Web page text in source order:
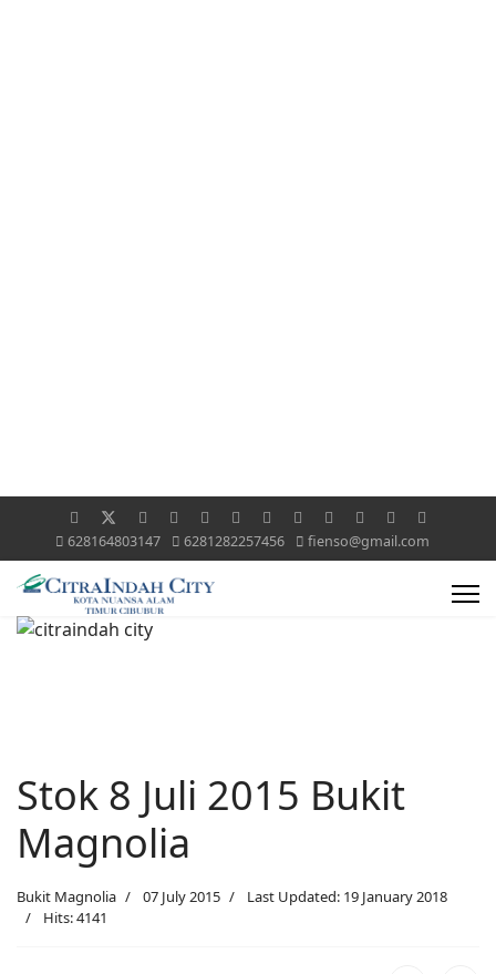
628164803147 6281282257456 fienso@gmail.com
Stok 8 Juli 2015 Bukit
Magnolia
Bukit Magnolia 07 July 2015
Last Updated: 19 January 2018
Hits: 4141